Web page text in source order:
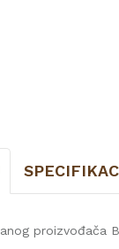
proizvođača